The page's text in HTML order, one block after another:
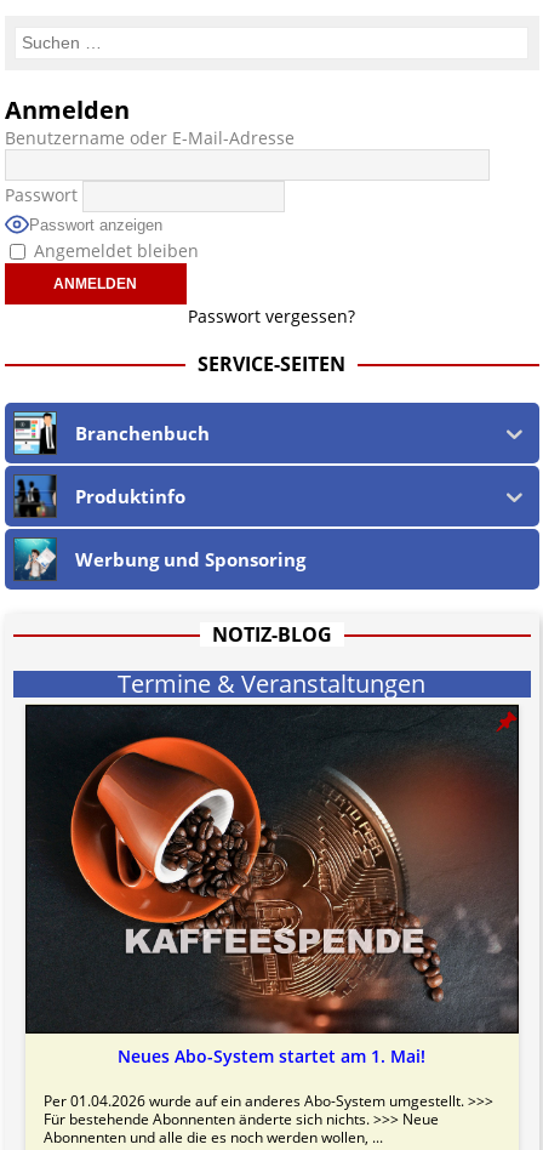
Anmelden
Benutzername oder E-Mail-Adresse
Passwort
Passwort anzeigen
Angemeldet bleiben
Passwort vergessen?
SERVICE-SEITEN
Branchenbuch
Produktinfo
Werbung und Sponsoring
NOTIZ-BLOG
Termine & Veranstaltungen
Neues Abo-System startet am 1. Mai!
Per 01.04.2026 wurde auf ein anderes Abo-System umgestellt. >>>
Für bestehende Abonnenten änderte sich nichts. >>> Neue
Abonnenten und alle die es noch werden wollen, ...